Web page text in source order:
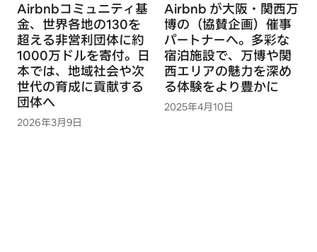
Airbnbコミュニティ基
金、世界各地の130を
超える非営利団体に約
1000万ドルを寄付。日
本では、地域社会や次
世代の育成に貢献する
団体へ
2026年3月9日
Airbnb が大阪・関西万
博の（協賛企画）催事
パートナーへ。多彩な
宿泊施設で、万博や関
西エリアの魅力を深め
る体験をより豊かに
2025年4月10日